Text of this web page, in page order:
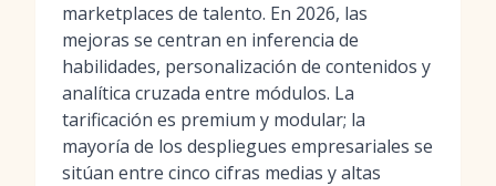
marketplaces de talento. En 2026, las
mejoras se centran en inferencia de
habilidades, personalización de contenidos y
analítica cruzada entre módulos. La
tarificación es premium y modular; la
mayoría de los despliegues empresariales se
sitúan entre cinco cifras medias y altas